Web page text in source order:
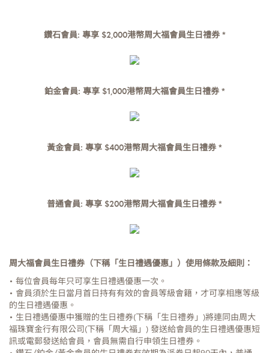
鑽石會員: 專享 $2,000港幣周大福會員生日禮券 *
鉑金會員: 專享 $1,000港幣周大福會員生日禮券 *
黃金會員: 專享 $400港幣周大福會員生日禮券 *
普通會員: 專享 $200港幣周大福會員生日禮券 *
周大福會員生日禮券（下稱「生日禮遇優惠」）使用條款及細則：
• 每位會員每年只可享生日禮遇優惠一次。
• 會員須於生日當月首日持有有效的會員等級會籍，才可享相應等級
的生日禮遇優惠。
• 生日禮遇優惠中獲贈的生日禮券(下稱「生日禮券」)將連同由周大
福珠寶金行有限公司(下稱「周大福」) 發送給會員的生日禮遇優惠短
訊或電郵發送給會員，會員無需自行申領生日禮券。